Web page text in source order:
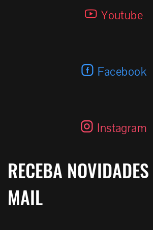
E-18 Target Bass
Youtube
Facebook
Instagram
RECEBA
MAIL